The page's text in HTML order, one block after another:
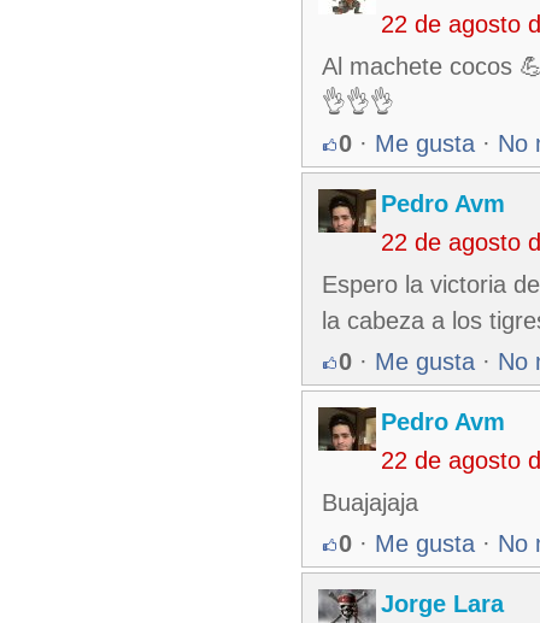
22 de agosto
Al machete cocos
👌👌👌
0 · Me gusta · No
Pedro Avm
22 de agosto
Espero la victoria
la cabeza a los
0 · Me gusta · No
Pedro Avm
22 de agosto
Buajajaja
0 · Me gusta · No
Jorge Lara